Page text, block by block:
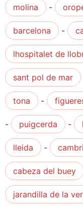
molina -
barcelona -
lhospitalet de
sant pol de mar
tona -
- puigcerda -
lleida -
cabeza del buey
jarandilla de la